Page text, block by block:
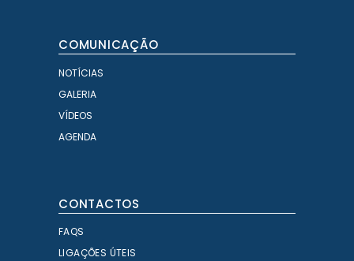
COMUNICAÇÃO
NOTÍCIAS
GALERIA
VÍDEOS
AGENDA
CONTACTOS
FAQS
LIGAÇÕES ÚTEIS